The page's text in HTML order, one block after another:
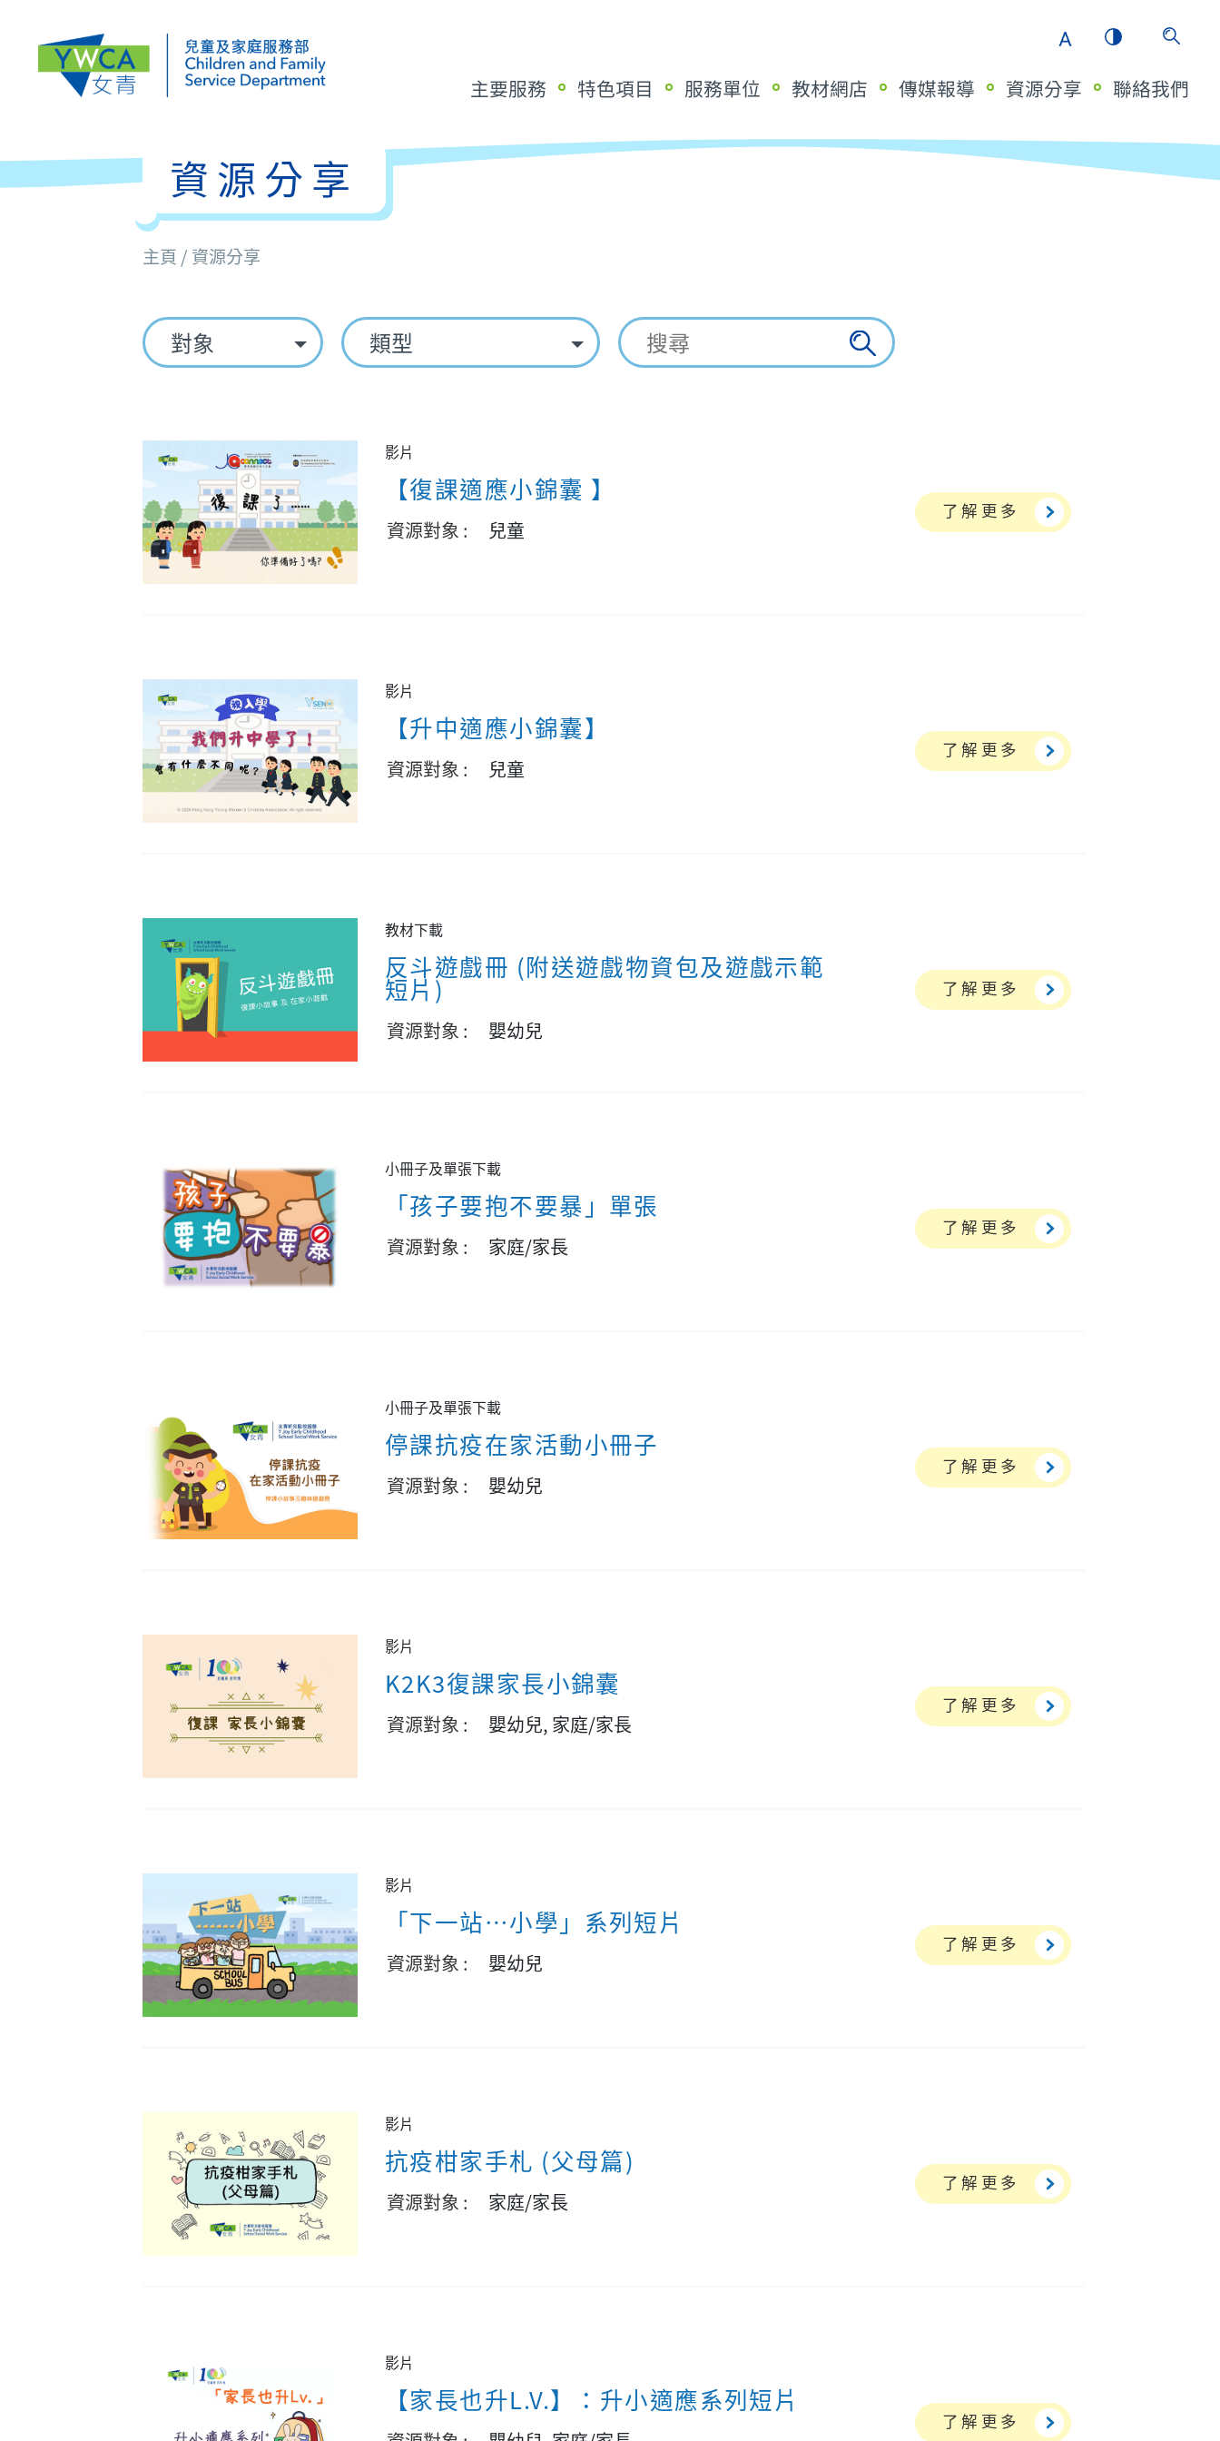
主要服務 特色項目 服務單位 教材網店 傳媒報導 資源分享 聯絡我們
資源分享
主頁 / 資源分享
對象 類型
影片
【復課適應小錦囊 】
資源對象 : 兒童
了解更多
影片
【升中適應小錦囊】
資源對象 : 兒童
了解更多
教材下載
反斗遊戲冊 (附送遊戲物資包及遊戲示範
短片)
資源對象 : 嬰幼兒
了解更多
小冊子及單張下載
「孩子要抱不要暴」單張
資源對象 : 家庭/家長
了解更多
小冊子及單張下載
停課抗疫在家活動小冊子
資源對象 : 嬰幼兒
了解更多
影片
K2K3復課家長小錦囊
資源對象 : 嬰幼兒, 家庭/家長
了解更多
影片
「下一站…小學」系列短片
資源對象 : 嬰幼兒
了解更多
影片
抗疫柑家手札 (父母篇)
資源對象 : 家庭/家長
了解更多
影片
【家長也升L.V.】：升小適應系列短片
了解更多